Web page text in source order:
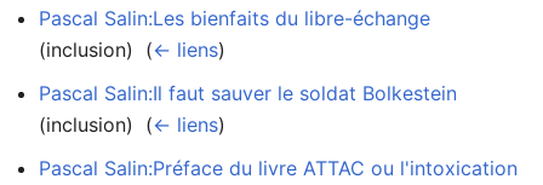
Pascal Salin:Les bienfaits du libre-échange
(inclusion) ‎ (← liens)
Pascal Salin:Il faut sauver le soldat Bolkestein
(inclusion) ‎ (← liens)
Pascal Salin:Préface du livre ATTAC ou l'intoxication